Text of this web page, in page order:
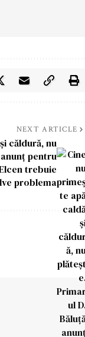
NEXT ARTICLE
căldură, nu
pentru
trebuie
problema